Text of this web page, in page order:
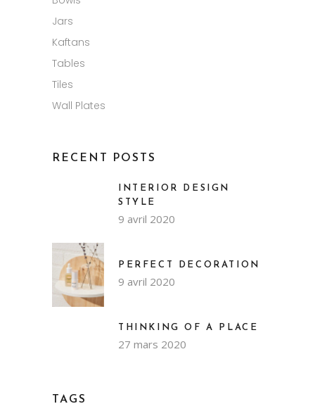
Jars
Kaftans
Tables
Tiles
Wall Plates
RECENT POSTS
INTERIOR DESIGN
STYLE
9 avril 2020
PERFECT DECORATION
9 avril 2020
THINKING OF A PLACE
27 mars 2020
TAGS